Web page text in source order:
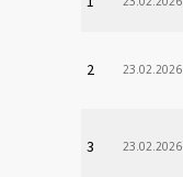
2 23.02.2026
3 23.02.2026